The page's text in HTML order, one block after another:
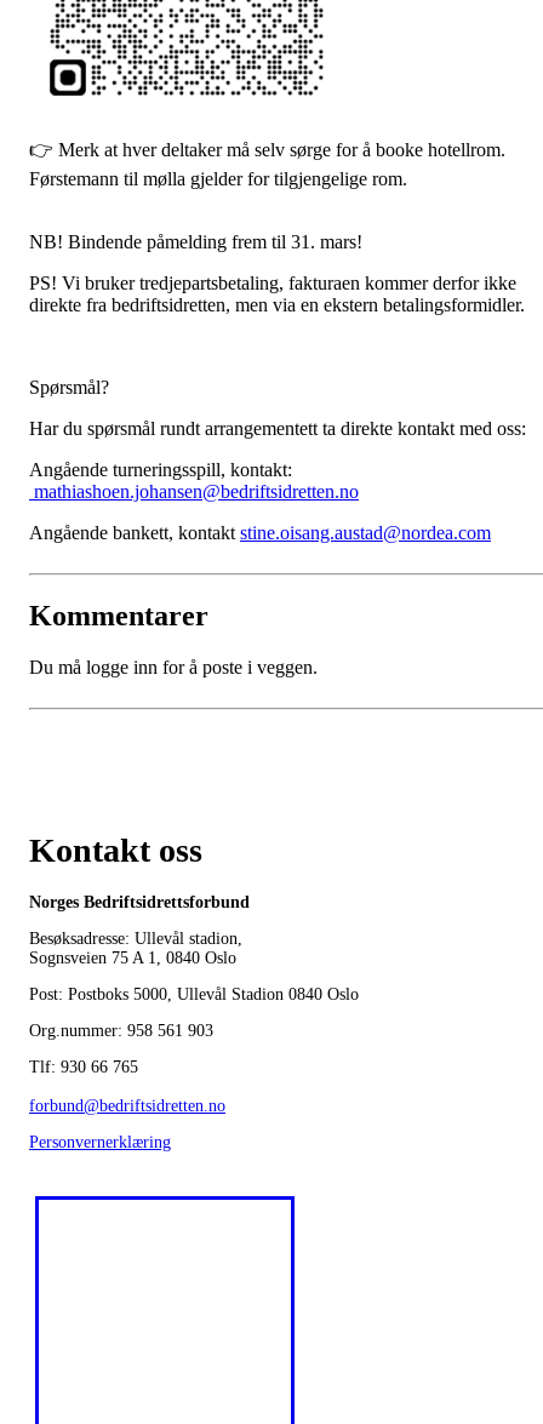
👉 Merk at hver deltaker må selv sørge for å booke hotellrom.
Førstemann til mølla gjelder for tilgjengelige rom.
NB! Bindende påmelding frem til 31. mars!
PS! Vi bruker tredjepartsbetaling, fakturaen kommer derfor ikke
direkte fra bedriftsidretten, men via en ekstern betalingsformidler.
Spørsmål?
Har du spørsmål rundt arrangementett ta direkte kontakt med oss:
Angående turneringsspill, kontakt:
mathiashoen.johansen@bedriftsidretten.no
Angående bankett, kontakt stine.oisang.austad@nordea.com
Kommentarer
Du må logge inn for å poste i veggen.
Kontakt oss
Norges Bedriftsidrettsforbund
Besøksadresse: Ullevål stadion,
Sognsveien 75 A 1, 0840 Oslo
Post: Postboks 5000, Ullevål Stadion 0840 Oslo
Org.nummer: 958 561 903
Tlf: 930 66 765
forbund@bedriftsidretten.no
Personvernerklæring